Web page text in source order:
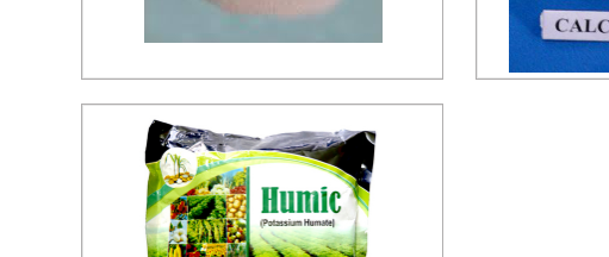
મેંગેનીઝ સલ્ફેટ
પૂછપરછ મોકલો